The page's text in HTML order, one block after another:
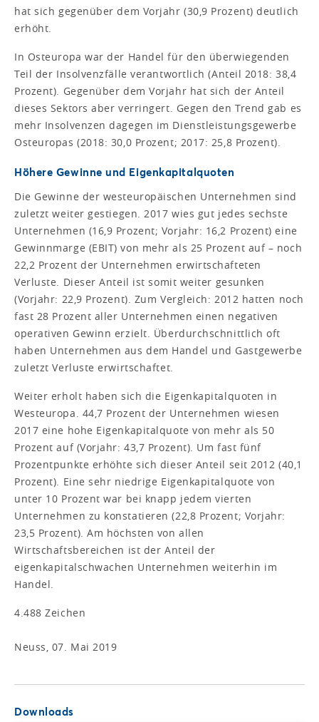
hat sich gegenüber dem Vorjahr (30,9 Prozent) deutlich
erhöht.
In Osteuropa war der Handel für den überwiegenden
Teil der Insolvenzfälle verantwortlich (Anteil 2018: 38,4
Prozent). Gegenüber dem Vorjahr hat sich der Anteil
dieses Sektors aber verringert. Gegen den Trend gab es
mehr Insolvenzen dagegen im Dienstleistungsgewerbe
Osteuropas (2018: 30,0 Prozent; 2017: 25,8 Prozent).
Höhere Gewinne und Eigenkapitalquoten
Die Gewinne der westeuropäischen Unternehmen sind
zuletzt weiter gestiegen. 2017 wies gut jedes sechste
Unternehmen (16,9 Prozent; Vorjahr: 16,2 Prozent) eine
Gewinnmarge (EBIT) von mehr als 25 Prozent auf – noch
22,2 Prozent der Unternehmen erwirtschafteten
Verluste. Dieser Anteil ist somit weiter gesunken
(Vorjahr: 22,9 Prozent). Zum Vergleich: 2012 hatten noch
fast 28 Prozent aller Unternehmen einen negativen
operativen Gewinn erzielt. Überdurchschnittlich oft
haben Unternehmen aus dem Handel und Gastgewerbe
zuletzt Verluste erwirtschaftet.
Weiter erholt haben sich die Eigenkapitalquoten in
Westeuropa. 44,7 Prozent der Unternehmen wiesen
2017 eine hohe Eigenkapitalquote von mehr als 50
Prozent auf (Vorjahr: 43,7 Prozent). Um fast fünf
Prozentpunkte erhöhte sich dieser Anteil seit 2012 (40,1
Prozent). Eine sehr niedrige Eigenkapitalquote von
unter 10 Prozent war bei knapp jedem vierten
Unternehmen zu konstatieren (22,8 Prozent; Vorjahr:
23,5 Prozent). Am höchsten von allen
Wirtschaftsbereichen ist der Anteil der
eigenkapitalschwachen Unternehmen weiterhin im
Handel.
4.488 Zeichen
Neuss, 07. Mai 2019
Downloads